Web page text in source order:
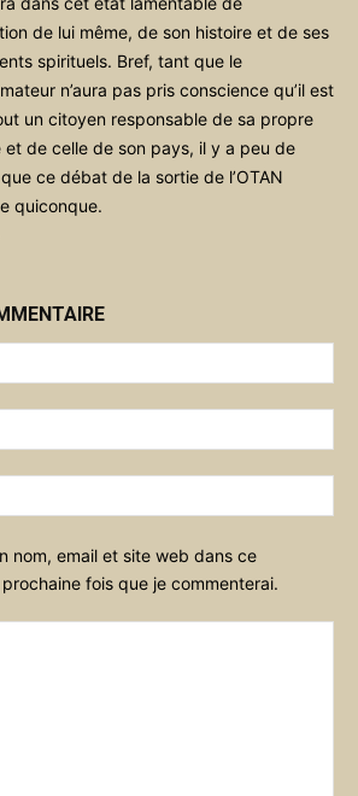
de lui même, de son histoire et de ses
spirituels. Bref, tant que le
n’aura pas pris conscience qu’il est
un citoyen responsable de sa propre
et de celle de son pays, il y a peu de
ce débat de la sortie de l’OTAN
quiconque.
:*
:*
:
nom, email et site web dans ce
fois que je commenterai.